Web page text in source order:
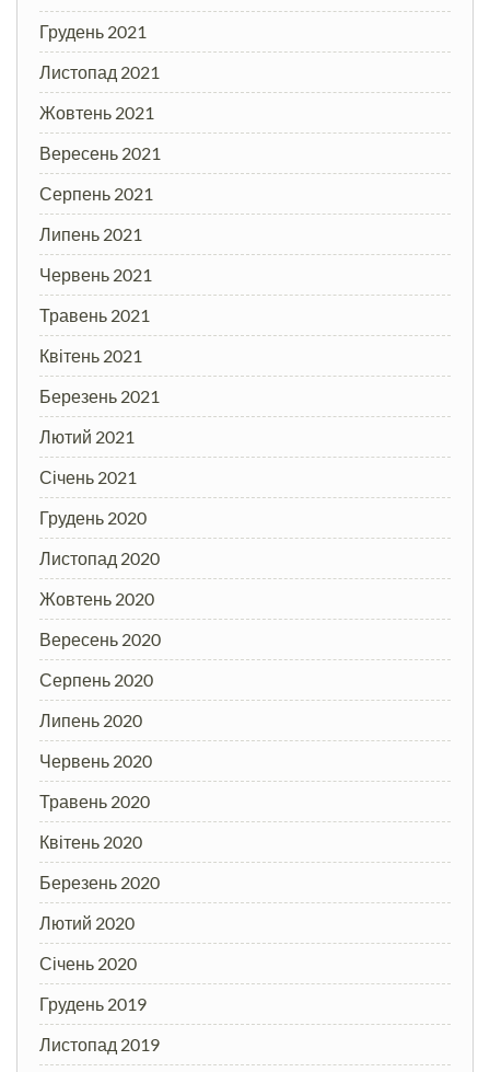
Грудень 2021
Листопад 2021
Жовтень 2021
Вересень 2021
Серпень 2021
Липень 2021
Червень 2021
Травень 2021
Квітень 2021
Березень 2021
Лютий 2021
Січень 2021
Грудень 2020
Листопад 2020
Жовтень 2020
Вересень 2020
Серпень 2020
Липень 2020
Червень 2020
Травень 2020
Квітень 2020
Березень 2020
Лютий 2020
Січень 2020
Грудень 2019
Листопад 2019